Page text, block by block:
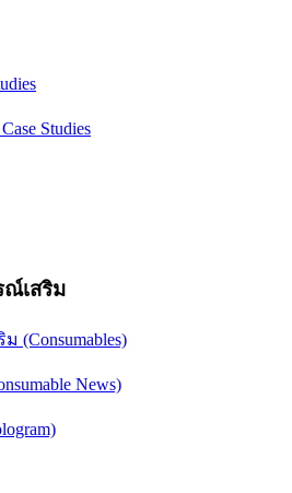
Studies
ณ์เสริม
(Consumables)
News)